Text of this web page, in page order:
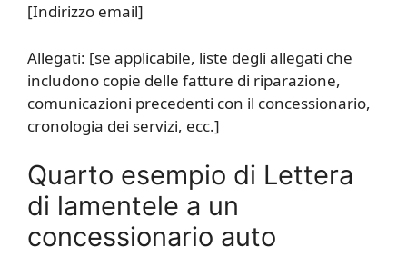
[Indirizzo email]
Allegati: [se applicabile, liste degli allegati che
includono copie delle fatture di riparazione,
comunicazioni precedenti con il concessionario,
cronologia dei servizi, ecc.]
Quarto esempio di Lettera
di lamentele a un
concessionario auto